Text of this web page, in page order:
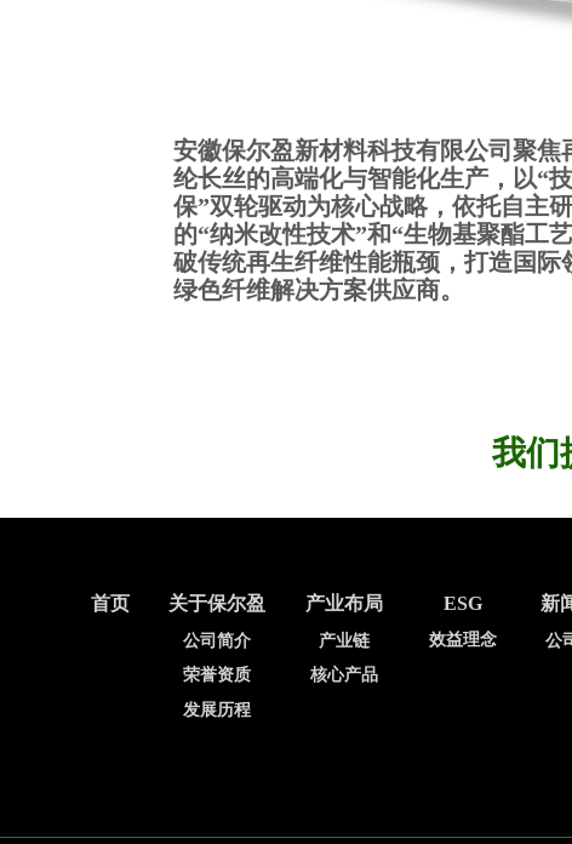
安徽保尔盈新材料科技有限公司聚焦
纶长丝的高端化与智能化生产，以“
保”双轮驱动为核心战略，依托自主
的“纳米改性技术”和“生物基聚酯工艺
破传统再生纤维性能瓶颈，打造国际
绿色纤维解决方案供应商。
我们
首页 关于保尔盈
公司简介
荣誉资质
发展历程
产业布局
产业链
核心产品
ESG
效益理念
新
公